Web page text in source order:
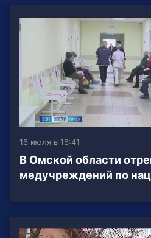
16 июля в 16:41
В Омской области
медучреждений по